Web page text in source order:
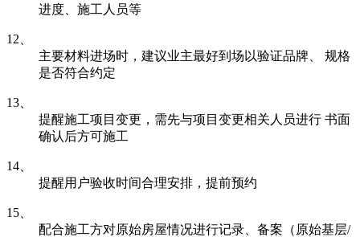
进度、施工人员等
12、
主要材料进场时，建议业主最好到场以验证品牌、 规格
是否符合约定
13、
提醒施工项目变更，需先与项目变更相关人员进行 书面
确认后方可施工
14、
提醒用户验收时间合理安排，提前预约
15、
配合施工方对原始房屋情况进行记录、备案（原始基层/